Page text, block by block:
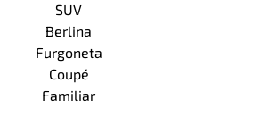
SUV
Berlina
Furgoneta
Coupé
Familiar